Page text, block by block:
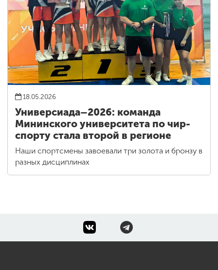
18.05.2026
Универсиада–2026: команда
Мининского университета по чир-
спорту стала второй в регионе
Наши спортсмены завоевали три золота и бронзу в
разных дисциплинах